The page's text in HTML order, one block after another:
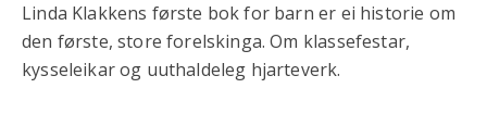
Linda Klakkens første bok for barn er ei historie om
den første, store forelskinga. Om klassefestar,
kysseleikar og uuthaldeleg hjarteverk.